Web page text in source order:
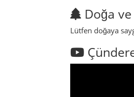
Doğa
Lütfen doğaya